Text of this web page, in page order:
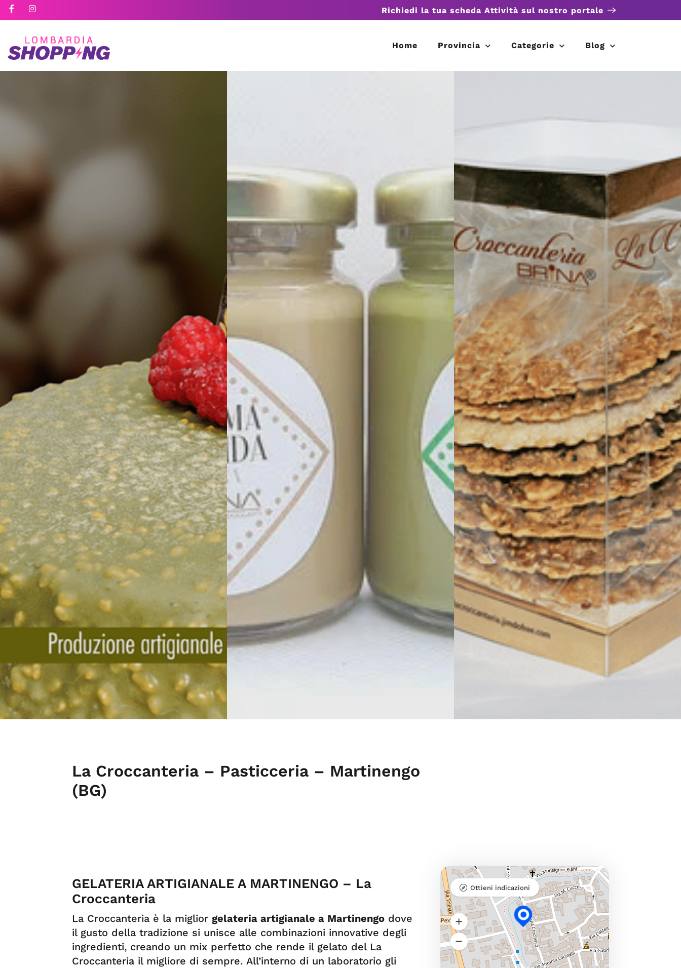
Richiedi la tua scheda Attività sul nostro portale
Home Provincia Categorie Blog
La Croccanteria – Pasticceria – Martinengo
(BG)
GELATERIA ARTIGIANALE A MARTINENGO – La
Croccanteria
La Croccanteria è la miglior gelateria artigianale a Martinengo dove
il gusto della tradizione si unisce alle combinazioni innovative degli
ingredienti, creando un mix perfetto che rende il gelato del La
Croccanteria il migliore di sempre. All’interno di un laboratorio gli
Ottieni indicazioni